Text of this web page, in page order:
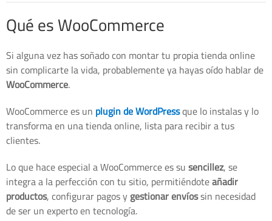
Qué es WooCommerce
Si alguna vez has soñado con montar tu propia tienda online
sin complicarte la vida, probablemente ya hayas oído hablar de
WooCommerce.
WooCommerce es un plugin de WordPressque lo instalas y lo
transforma en una tienda online, lista para recibir a tus
clientes.
Lo que hace especial a WooCommerce es susencillez, se
integra a la perfección con tu sitio, permitiéndoteañadir
productos, configurar pagos ygestionar envíossin necesidad
de ser un experto en tecnología.